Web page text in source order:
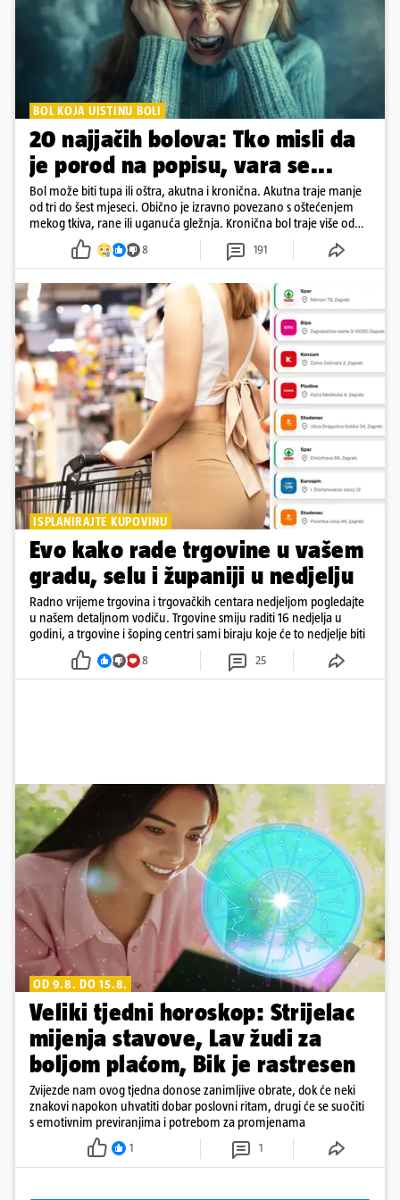
BOL KOJA UISTINU BOLI
20 najjačih bolova: Tko misli da
je porod na popisu, vara se...
Bol može biti tupa ili oštra, akutna i kronična. Akutna traje manje
od tri do šest mjeseci. Obično je izravno povezano s oštećenjem
mekog tkiva, rane ili uganuća gležnja. Kronična bol traje više od
šest mjeseci
8 191
ISPLANIRAJTE KUPOVINU
Evo kako rade trgovine u vašem
gradu, selu i županiji u nedjelju
Radno vrijeme trgovina i trgovačkih centara nedjeljom pogledajte
u našem detaljnom vodiču. Trgovine smiju raditi 16 nedjelja u
godini, a trgovine i šoping centri sami biraju koje će to nedjelje biti
8 25
OD 9.8. DO 15.8.
Veliki tjedni horoskop: Strijelac
mijenja stavove, Lav žudi za
boljom plaćom, Bik je rastresen
Zvijezde nam ovog tjedna donose zanimljive obrate, dok će neki
znakovi napokon uhvatiti dobar poslovni ritam, drugi će se suočiti
s emotivnim previranjima i potrebom za promjenama
1 1